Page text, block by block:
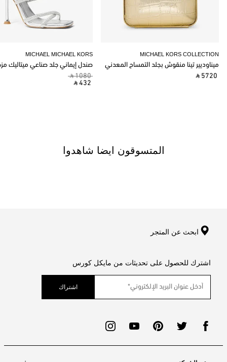
MICHAEL MICHAEL KORS
صندل إيماني جلد صناعي ميتاليك
‎ ⃁ 1080 ‎
‎ ⃁ 432 ‎
MICHAEL KORS COLLECTION
ميناوديير تينا منقوش بجلد التمساح المعدني
‎ ⃁ 5720 ‎
المتسوقون ايضا شاهدوا
ابحث عن المتجر
اشترك للحصول على تحديثات من مايكل كورس
اشتراك